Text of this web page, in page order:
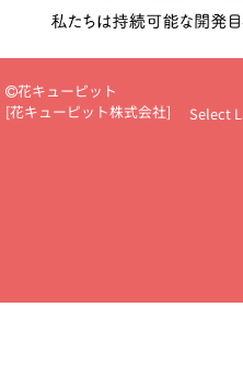
彩心理学」で選ぶ方法
結婚祝
ール
新築引っ越し祝いコラム
場上司や先輩へ贈るお祝い花の
あり)
花キューピット×専門家
花キューピット
[花キューピット株式会社] Select